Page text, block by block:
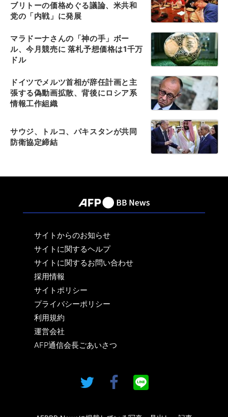
ブリトーの価格めぐる議論、米共和
党の「内戦」に発展
マラドーナさんの「神の手」ボー
ル、今月競売に 落札予想価格は1千万
ドル
ドイツでメルツ首相が辞任計画と主
張する偽動画拡散、背後にロシア系
情報工作組織
サウジ、トルコ、パキスタンが共同
防衛協定締結
サイトからのお知らせ
サイトに関するヘルプ
サイトに関するお問い合わせ
採用情報
サイトポリシー
プライバシーポリシー
利用規約
運営会社
AFP通信会長ごあいさつ